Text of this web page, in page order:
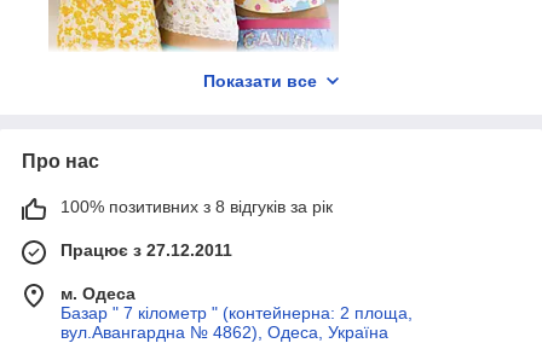
Трусики плавки для дівчаток
До дитячого нижньої білизни батьки висувають суворі
вимоги, адже від якості трусиків залежить не тільки
комфорт, але і здоров'я дитини. І якщо ви хочете
Показати все
Про нас
100% позитивних з 8 відгуків за рік
Працює з 27.12.2011
м. Одеса
Базар " 7 кілометр " (контейнерна: 2 площа,
вул.Авангардна № 4862), Одеса, Україна